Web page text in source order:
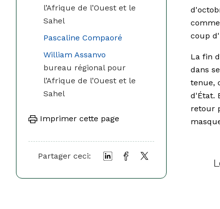
l’Afrique de l’Ouest et le
Sahel
Pascaline Compaoré
William Assanvo
bureau régional pour
l’Afrique de l’Ouest et le
Sahel
Imprimer cette page
Partager ceci:
coup
La fin
dans
tenue,
d'État.
retour